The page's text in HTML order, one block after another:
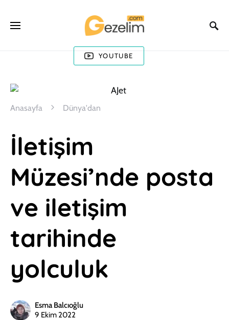
YOUTUBE
Anasayfa Dünya'dan
İletişim
Müzesi’nde posta
ve iletişim
tarihinde
yolculuk
Esma Balcıoğlu
9 Ekim 2022